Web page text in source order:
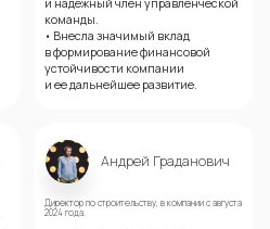
и надежный член управленческой
команды.
• Внесла значимый вклад
в формирование финансовой
устойчивости компании
и ее дальнейшее развитие.
Андрей Граданович
Директор по строительству, в компании с августа
2024 года.